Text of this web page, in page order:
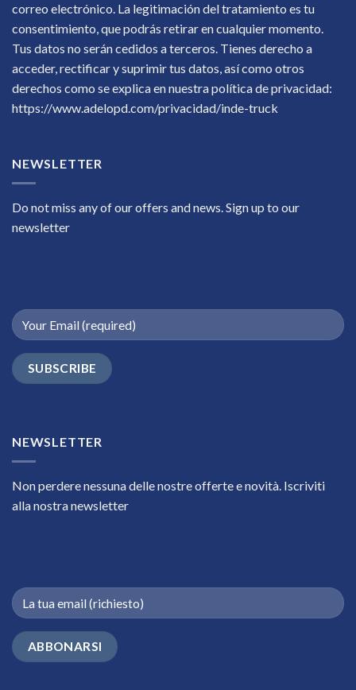
correo electrónico. La legitimación del tratamiento es tu
consentimiento, que podrás retirar en cualquier momento.
Tus datos no serán cedidos a terceros. Tienes derecho a
acceder, rectificar y suprimir tus datos, así como otros
derechos como se explica en nuestra política de privacidad:
https://www.adelopd.com/privacidad/inde-truck
NEWSLETTER
Do not miss any of our offers and news. Sign up to our
newsletter
NEWSLETTER
Non perdere nessuna delle nostre offerte e novità. Iscriviti
alla nostra newsletter